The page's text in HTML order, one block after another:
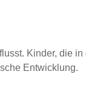
Kinder, die
Entwicklung.